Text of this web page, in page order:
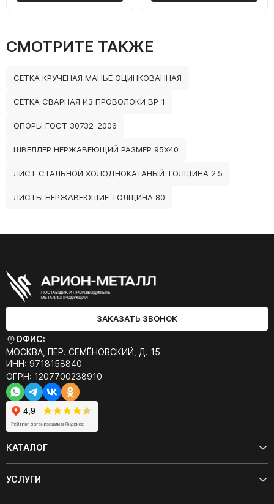
СМОТРИТЕ ТАКЖЕ
СЕТКА КРУЧЕНАЯ МАНЬЕ ОЦИНКОВАННАЯ
СЕТКА СВАРНАЯ ИЗ ПРОВОЛОКИ ВР-1
ОПОРЫ ГОСТ 30732-2006
ШВЕЛЛЕР НЕРЖАВЕЮЩИЙ РАЗМЕР 95Х40
ЛИСТ СТАЛЬНОЙ ХОЛОДНОКАТАНЫЙ ТОЛЩИНА 2.5
ЛИСТЫ НЕРЖАВЕЮЩИЕ ТОЛЩИНА 80
ЗАКАЗАТЬ ЗВОНОК
ОФИС:
МОСКВА, ПЕР. СЕМЁНОВСКИЙ, Д. 15
ИНН: 9718158840
ОГРН: 1207700238910
КАТАЛОГ
УСЛУГИ